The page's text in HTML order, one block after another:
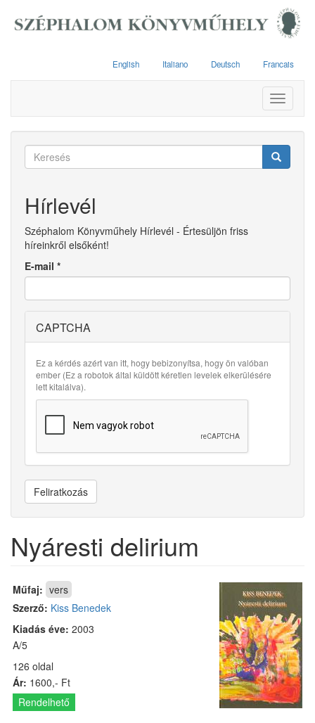
English Italiano Deutsch Francais
Toggle
Keresés
Hírlevél
Széphalom Könyvműhely Hírlevél - Értesüljön friss
híreinkről elsőként!
E-mail *
CAPTCHA
Ez a kérdés azért van itt, hogy bebizonyítsa, hogy ön valóban
ember (Ez a robotok által küldött kéretlen levelek elkerülésére
lett kitalálva).
Feliratkozás
Nyáresti delirium
Műfaj: vers
Szerző: Kiss Benedek
Kiadás éve: 2003
A/5
126 oldal
Ár: 1600,- Ft
Rendelhető